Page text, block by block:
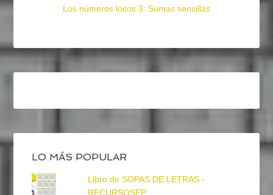
Los números locos 3: Sumas sencillas
LO MÁS POPULAR
Libro de SOPAS DE LETRAS -
RECURSOSEP